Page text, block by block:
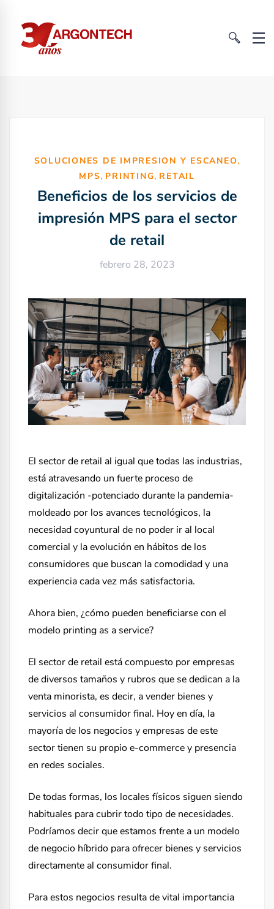
SOLUCIONES DE IMPRESION Y ESCANEO,
MPS, PRINTING, RETAIL
Beneficios de los servicios de
impresión MPS para el sector
de retail
febrero 28, 2023
El sector de retail al igual que todas las industrias,
está atravesando un fuerte proceso de
digitalización -potenciado durante la pandemia-
moldeado por los avances tecnológicos, la
necesidad coyuntural de no poder ir al local
comercial y la evolución en hábitos de los
consumidores que buscan la comodidad y una
experiencia cada vez más satisfactoria.
Ahora bien, ¿cómo pueden beneficiarse con el
modelo printing as a service?
El sector de retail está compuesto por empresas
de diversos tamaños y rubros que se dedican a la
venta minorista, es decir, a vender bienes y
servicios al consumidor final. Hoy en día, la
mayoría de los negocios y empresas de este
sector tienen su propio e-commerce y presencia
en redes sociales.
De todas formas, los locales físicos siguen siendo
habituales para cubrir todo tipo de necesidades.
Podríamos decir que estamos frente a un modelo
de negocio híbrido para ofrecer bienes y servicios
directamente al consumidor final.
Para estos negocios resulta de vital importancia